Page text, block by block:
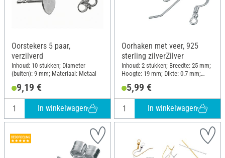
Oorstekers 5 paar,
verzilverd
Inhoud: 10 stukken; Diameter
(buiten): 9 mm; Materiaal: Metaal
9,19 €
In winkelwagen
Oorhaken met veer, 925
sterling zilverZilver
Inhoud: 2 stukken; Breedte: 25 mm;
Hoogte: 19 mm; Dikte: 0.7 mm;
5,99 €
In winkelwagen